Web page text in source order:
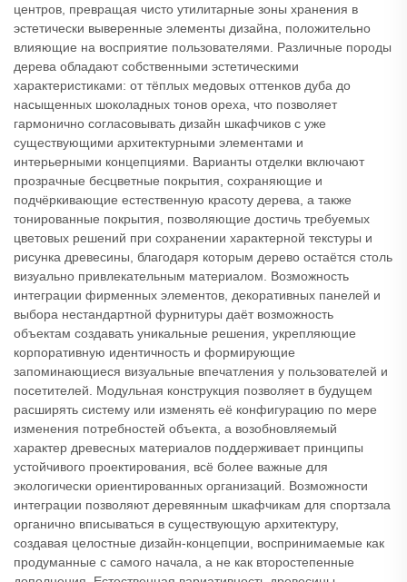
центров, превращая чисто утилитарные зоны хранения в
эстетически выверенные элементы дизайна, положительно
влияющие на восприятие пользователями. Различные породы
дерева обладают собственными эстетическими
характеристиками: от тёплых медовых оттенков дуба до
насыщенных шоколадных тонов ореха, что позволяет
гармонично согласовывать дизайн шкафчиков с уже
существующими архитектурными элементами и
интерьерными концепциями. Варианты отделки включают
прозрачные бесцветные покрытия, сохраняющие и
подчёркивающие естественную красоту дерева, а также
тонированные покрытия, позволяющие достичь требуемых
цветовых решений при сохранении характерной текстуры и
рисунка древесины, благодаря которым дерево остаётся столь
визуально привлекательным материалом. Возможность
интеграции фирменных элементов, декоративных панелей и
выбора нестандартной фурнитуры даёт возможность
объектам создавать уникальные решения, укрепляющие
корпоративную идентичность и формирующие
запоминающиеся визуальные впечатления у пользователей и
посетителей. Модульная конструкция позволяет в будущем
расширять систему или изменять её конфигурацию по мере
изменения потребностей объекта, а возобновляемый
характер древесных материалов поддерживает принципы
устойчивого проектирования, всё более важные для
экологически ориентированных организаций. Возможности
интеграции позволяют деревянным шкафчикам для спортзала
органично вписываться в существующую архитектуру,
создавая целостные дизайн-концепции, воспринимаемые как
продуманные с самого начала, а не как второстепенные